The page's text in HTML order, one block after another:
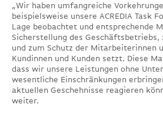
„Wir haben umfangreiche
beispielsweise unsere ACREDIA Task
Lage beobachtet und entsprechende
Sicherstellung des
und zum Schutz der Mitarbeiterinnen
Kundinnen und Kunden setzt. Diese
dass wir unsere Leistungen ohne
wesentliche Einschränkungen
aktuellen Geschehnisse reagieren
weiter.